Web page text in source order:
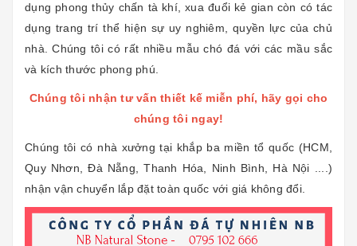
dụng phong thủy chấn tà khí, xua đuổi kẻ gian còn có tác
dụng trang trí thể hiện sự uy nghiêm, quyền lực của chủ
nhà. Chúng tôi có rất nhiều mẫu chó đá với các mầu sắc
và kích thước phong phú.
Chúng tôi nhận tư vấn thiết kế miễn phí, hãy gọi cho
chúng tôi ngay!
Chúng tôi có nhà xưởng tại khắp ba miền tổ quốc (HCM,
Quy Nhơn, Đà Nẵng, Thanh Hóa, Ninh Bình, Hà Nội ....)
nhận vận chuyển lắp đặt toàn quốc với giá không đổi.